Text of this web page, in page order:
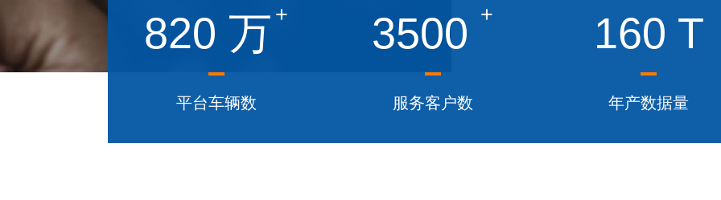
820 万 +
平台车辆数
3500 +
服务客户数
160 T
年产数据量